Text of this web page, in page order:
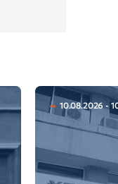
10.08.2026 -